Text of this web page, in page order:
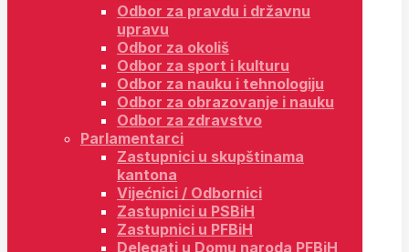
Odbor za pravdu i državnu
upravu
Odbor za okoliš
Odbor za sport i kulturu
Odbor za nauku i tehnologiju
Odbor za obrazovanje i nauku
Odbor za zdravstvo
Parlamentarci
Zastupnici u skupštinama
kantona
Vijećnici / Odbornici
Zastupnici u PSBiH
Zastupnici u PFBiH
Delegati u Domu naroda PFBiH